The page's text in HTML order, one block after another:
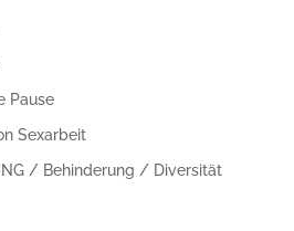
Pause
Sexarbeit
/ Behinderung / Diversität